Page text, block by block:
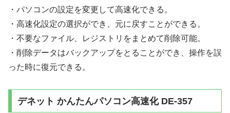
・パソコンの設定を変更して高速化できる。
・高速化設定の選択ができ、元に戻すことができる。
・不要なファイル、レジストリをまとめて削除可能。
・削除データはバックアップをとることができ、操作を誤
った時に復元できる。
デネット かんたんパソコン高速化 DE-357